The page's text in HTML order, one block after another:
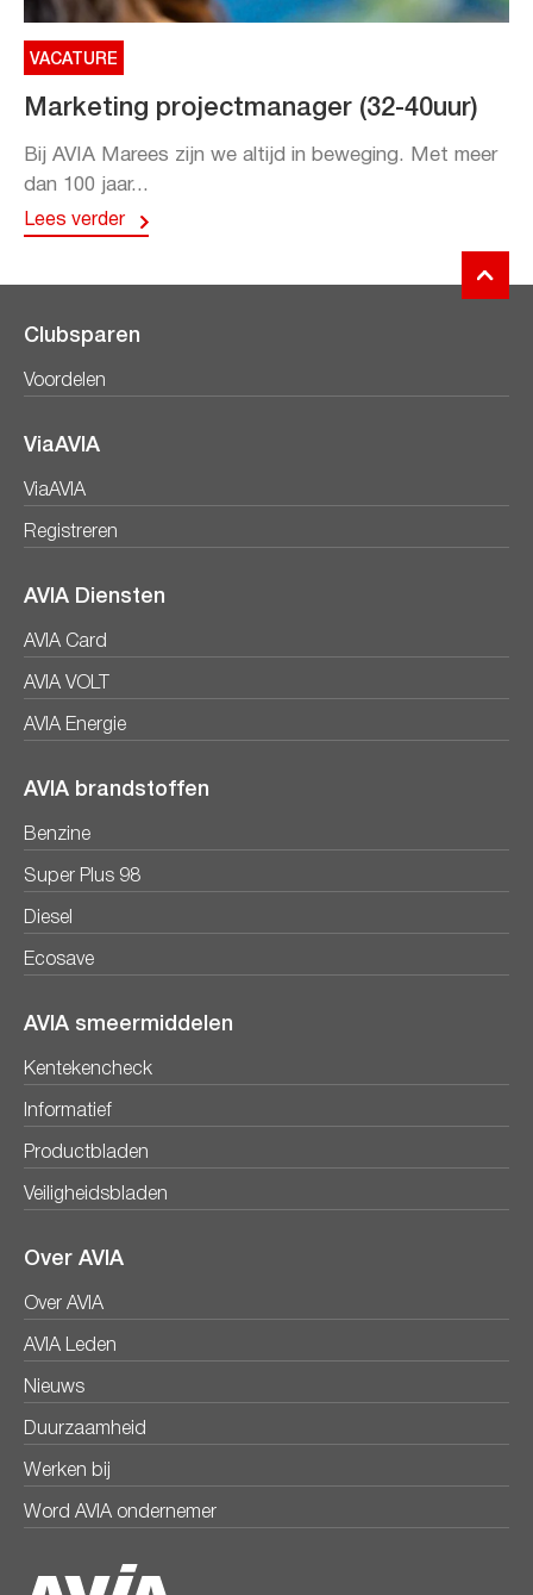
VACATURE
Marketing projectmanager (32-40uur)
Bij AVIA Marees zijn we altijd in beweging. Met meer
dan 100 jaar...
Lees verder
Clubsparen
Voordelen
ViaAVIA
ViaAVIA
Registreren
AVIA Diensten
AVIA Card
AVIA VOLT
AVIA Energie
AVIA brandstoffen
Benzine
Super Plus 98
Diesel
Ecosave
AVIA smeermiddelen
Kentekencheck
Informatief
Productbladen
Veiligheidsbladen
Over AVIA
Over AVIA
AVIA Leden
Nieuws
Duurzaamheid
Werken bij
Word AVIA ondernemer